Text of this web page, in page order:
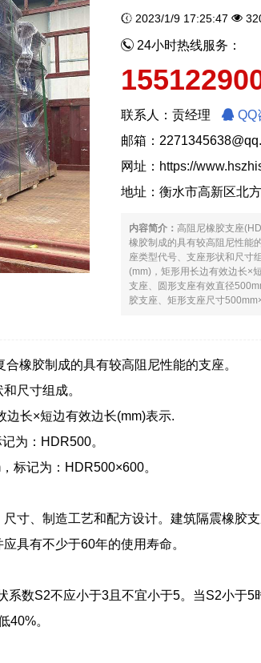
2023/1/9 17:25:47
24小时热线服务：
联系人：贡经理
QQ
邮箱：
网址： https://
地址：衡水市高新区北
内容简介： 高阻尼橡胶支座
橡胶制成的具有较高阻尼性能
座类型代号、支座形状和尺寸
(mm)，矩形用长边有效边长×
支座、圆形支座有效直径
胶支座、矩形支座尺寸
橡胶制成的具有较高阻尼性能的支座。
尺寸组成。
边长×短边有效边长(mm)表示.
为：HDR500。
标记为：HDR500×600。
寸、制造工艺和配方设计。建筑隔震橡胶
具有不少于60年的使用寿命。
数S2不应小于3且不宜小于5。当S2小于5
40%。